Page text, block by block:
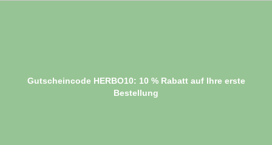
Gutscheincode HERBO10: 10 % Rabatt auf Ihre erste
Bestellung